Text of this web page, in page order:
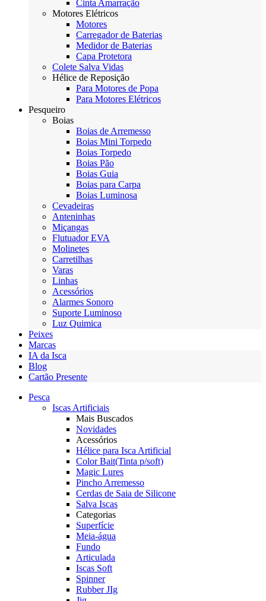
Cinta Amarração
Motores Elétricos
Motores
Carregador de Baterias
Medidor de Baterias
Capa Protetora
Colete Salva Vidas
Hélice de Reposição
Para Motores de Popa
Para Motores Elétricos
Pesqueiro
Boias
Boias de Arremesso
Boias Mini Torpedo
Boias Torpedo
Boias Pão
Boias Guia
Boias para Carpa
Boias Luminosa
Cevadeiras
Anteninhas
Miçangas
Flutuador EVA
Molinetes
Carretilhas
Varas
Linhas
Acessórios
Alarmes Sonoro
Suporte Luminoso
Luz Quimica
Peixes
Marcas
IA da Isca
Blog
Cartão Presente
Pesca
Iscas Artificiais
Mais Buscados
Novidades
Acessórios
Hélice para Isca Artificial
Color Bait(Tinta p/soft)
Magic Lures
Pincho Arremesso
Cerdas de Saia de Silicone
Salva Iscas
Categorias
Superfície
Meia-água
Fundo
Articulada
Iscas Soft
Spinner
Rubber JIg